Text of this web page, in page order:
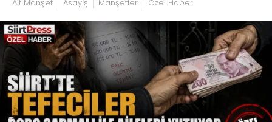
Alt Manşet Asayiş Manşetler Özel Haber